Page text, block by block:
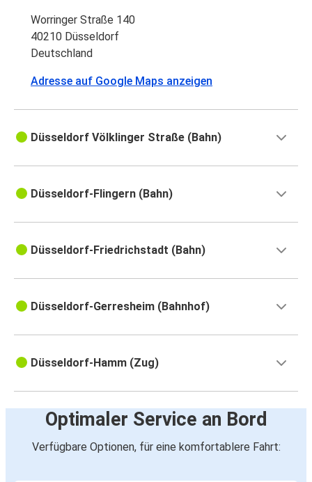
Worringer Straße 140
40210 Düsseldorf
Deutschland
Adresse auf Google Maps anzeigen
Düsseldorf Völklinger Straße (Bahn)
Düsseldorf-Flingern (Bahn)
Düsseldorf-Friedrichstadt (Bahn)
Düsseldorf-Gerresheim (Bahnhof)
Düsseldorf-Hamm (Zug)
Optimaler Service an Bord
Verfügbare Optionen, für eine komfortablere Fahrt: